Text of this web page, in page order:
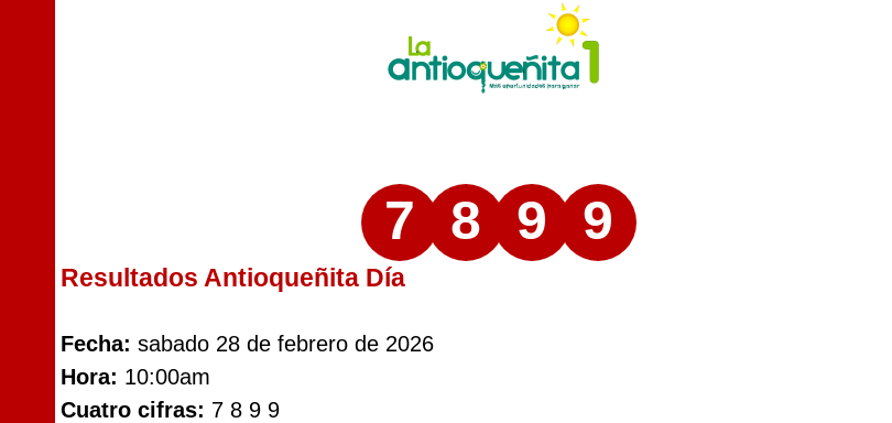
7 8 9 9
Resultados Antioqueñita Día
Fecha: sabado 28 de febrero de 2026
Hora: 10:00am
Cuatro cifras: 7 8 9 9